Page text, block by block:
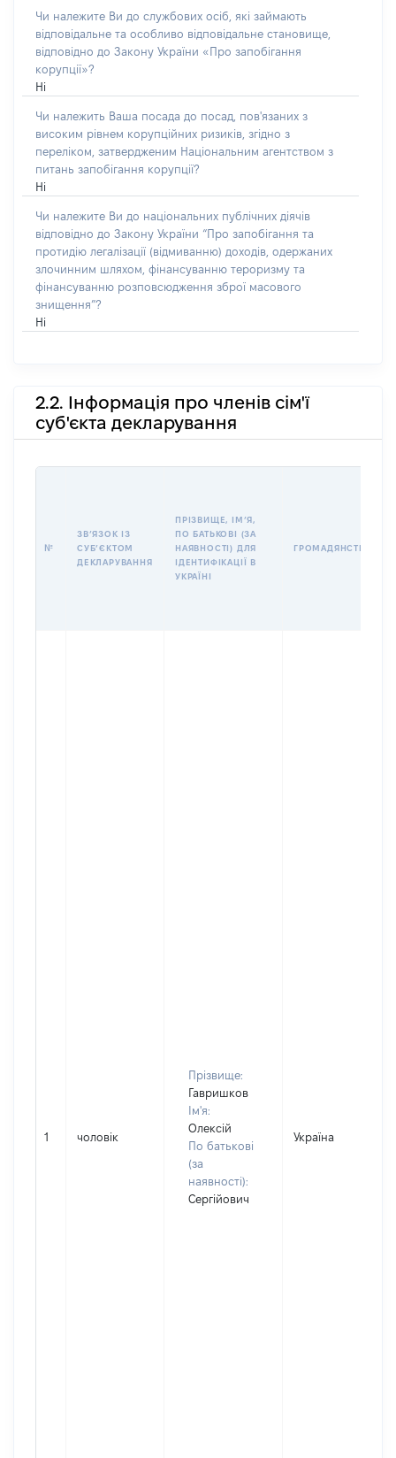
Чи належите Ви до службових осіб, які займають
відповідальне та особливо відповідальне становище,
відповідно до Закону України «Про запобігання
корупції»?
Ні
Чи належить Ваша посада до посад, пов'язаних з
високим рівнем корупційних ризиків, згідно з
переліком, затвердженим Національним агентством з
питань запобігання корупції?
Ні
Чи належите Ви до національних публічних діячів
відповідно до Закону України “Про запобігання та
протидію легалізації (відмиванню) доходів, одержаних
злочинним шляхом, фінансуванню тероризму та
фінансуванню розповсюдження зброї масового
знищення”?
Ні
2.2. Інформація про членів сім'ї
суб'єкта декларування
№
ЗВʼЯЗОК ІЗ
СУБʼЄКТОМ
ДЕКЛАРУВАННЯ
ПРІЗВИЩЕ, ІМʼЯ,
ПО БАТЬКОВІ (ЗА
НАЯВНОСТІ) ДЛЯ
ІДЕНТИФІКАЦІЇ В
УКРАЇНІ
ГРОМАДЯНСТВО
1 чоловік
Прізвище:
Гавришков
Ім'я:
Олексій
По батькові
(за
наявності):
Сергійович
Україна